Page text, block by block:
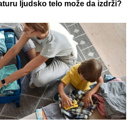
ljudsko telo može da izdrži?